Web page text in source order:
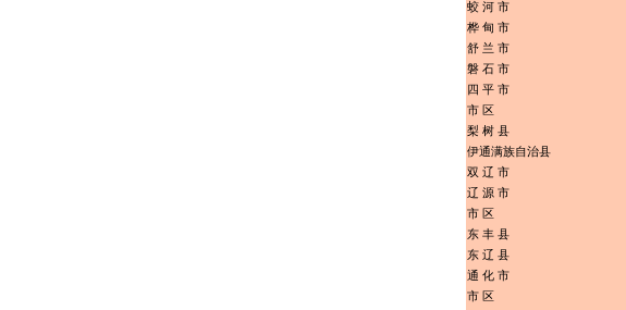
蛟 河 市
桦 甸 市
舒 兰 市
磐 石 市
四 平 市
市 区
梨 树 县
伊通满族自治县
双 辽 市
辽 源 市
市 区
东 丰 县
东 辽 县
通 化 市
市 区